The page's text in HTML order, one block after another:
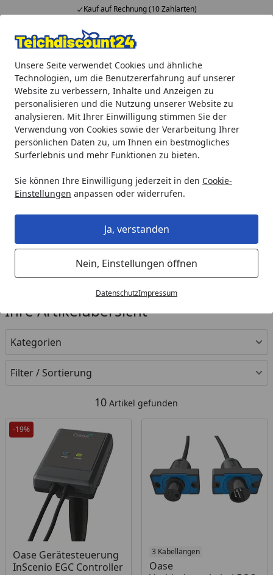
Unsere Seite verwendet Cookies und ähnliche
Technologien, um die Benutzererfahrung auf unserer
Website zu verbessern, Inhalte und Anzeigen zu
personalisieren und die Nutzung unserer Website zu
analysieren. Mit Ihrer Einwilligung stimmen Sie der
Verwendung von Cookies sowie der Verarbeitung Ihrer
persönlichen Daten zu, um Ihnen ein bestmögliches
Surferlebnis und mehr Funktionen zu bieten.
Sie können Ihre Einwilligung jederzeit in den Cookie-
Einstellungen anpassen oder widerrufen.
Ja, verstanden
Nein, Einstellungen öffnen
DatenschutzImpressum
Kauf auf Rechnung (10 Zahlarten)
Alle Produkte
Mein Konto
Suchen
Startseite
Teichprodukte Strommanagement
Strommanagement
Anschluss sichern im Garten
Rasenmäher & Co. Strom. EineGartensteckdosesorgt
dafür, dass der Strom dahin kommt, wo Sie ihn
benötigen. Wer auf grüne Energie setzt, ist mit dem
gut bedient. Es ermöglicht
die Gewinnung, Speicherung und Nutzungvon
Sonnenenergie.
Mehr erfahren
Ihre Artikelübersicht
Kategorien
Filter / Sortierung
10 Artikel gefunden
-19%
Oase Gerätesteuerung
InScenio EGC Controller
Produkt am Lager 3 Kabellängen
Oase
Produkt am Lager